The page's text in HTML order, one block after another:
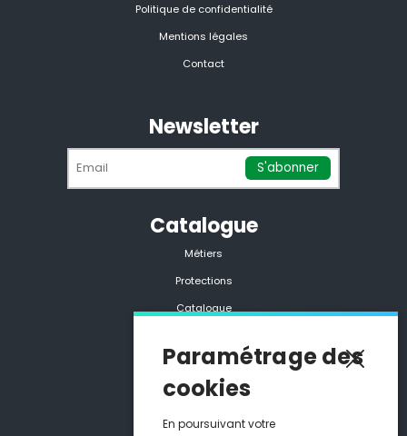
Politique de confidentialité
Mentions légales
Contact
Newsletter
Catalogue
Métiers
Protections
Catalogue
Coordonnées
05 90 25 10 94
Paramétrage des
cookies
En poursuivant votre